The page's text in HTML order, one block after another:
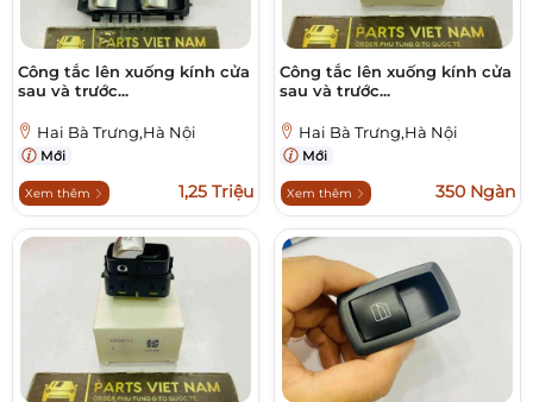
Công tắc lên xuống kính cửa
sau và trước...
Hai Bà Trưng,Hà Nội
Mới
Xem thêm 1,25 Triệu
Công tắc lên xuống kính cửa
sau và trước...
Hai Bà Trưng,Hà Nội
Mới
Xem thêm 350 Ngàn